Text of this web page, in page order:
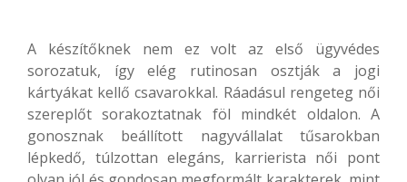
A készítőknek nem ez volt az első ügyvédes
sorozatuk, így elég rutinosan osztják a jogi
kártyákat kellő csavarokkal. Ráadásul rengeteg női
szereplőt sorakoztatnak föl mindkét oldalon. A
gonosznak beállított nagyvállalat tűsarokban
lépkedő, túlzottan elegáns, karrierista női pont